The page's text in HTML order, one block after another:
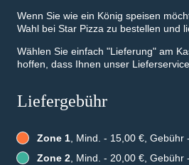
Wenn Sie wie ein König speisen
Wahl bei Star Pizza zu bestellen und
Wählen Sie einfach "Lieferung" am
hoffen, dass Ihnen unser
Liefergebühr
Zone 1, Mind. - 15,00 €, Gebühr
Zone 2, Mind. - 20,00 €, Gebühr